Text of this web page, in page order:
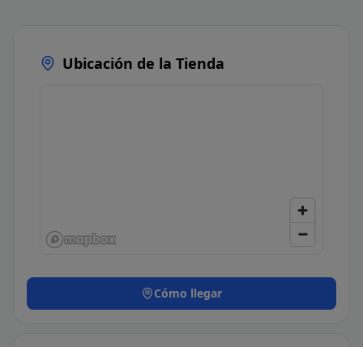
Ubicación de la Tienda
Cómo llegar